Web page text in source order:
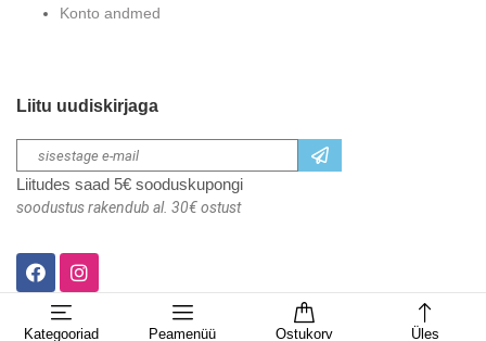
Kategooriad Peamenüü Ostukorv Üles
Konto andmed
Liitu uudiskirjaga
Liitudes saad 5€ sooduskupongi
soodustus rakendub al. 30€ ostust